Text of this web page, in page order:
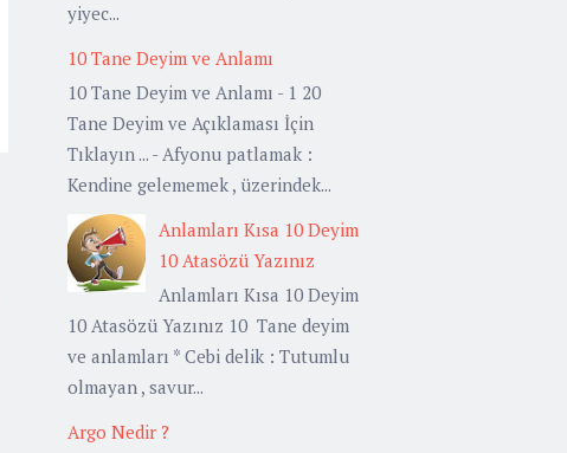
yiyec...
10 Tane Deyim ve Anlamı
10 Tane Deyim ve Anlamı - 1 20
Tane Deyim ve Açıklaması İçin
Tıklayın ... - Afyonu patlamak :
Kendine gelememek , üzerindek...
Anlamları Kısa 10 Deyim
10 Atasözü Yazınız
Anlamları Kısa 10 Deyim
10 Atasözü Yazınız 10 Tane deyim
ve anlamları * Cebi delik : Tutumlu
olmayan , savur...
Argo Nedir ?